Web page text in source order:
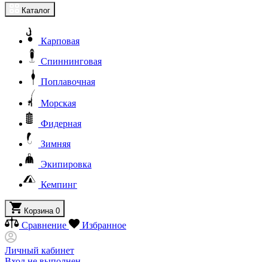
Каталог
Карповая
Спиннинговая
Поплавочная
Морская
Фидерная
Зимняя
Экипировка
Кемпинг
Корзина 0
Сравнение Избранное
Личный кабинет